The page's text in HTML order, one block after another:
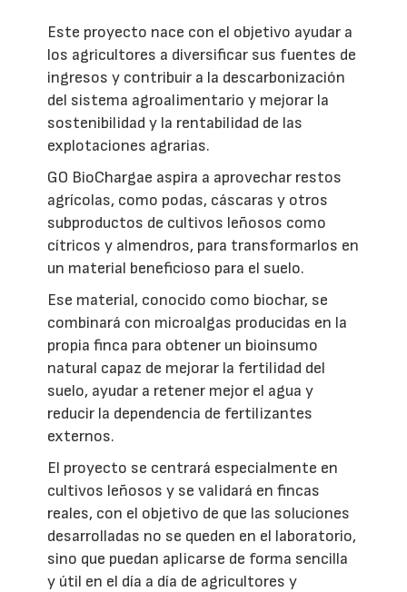
Este proyecto nace con el objetivo ayudar a
los agricultores a diversificar sus fuentes de
ingresos y contribuir a la descarbonización
del sistema agroalimentario y mejorar la
sostenibilidad y la rentabilidad de las
explotaciones agrarias.
GO BioChargae aspira a aprovechar restos
agrícolas, como podas, cáscaras y otros
subproductos de cultivos leñosos como
cítricos y almendros, para transformarlos en
un material beneficioso para el suelo.
Ese material, conocido como biochar, se
combinará con microalgas producidas en la
propia finca para obtener un bioinsumo
natural capaz de mejorar la fertilidad del
suelo, ayudar a retener mejor el agua y
reducir la dependencia de fertilizantes
externos.
El proyecto se centrará especialmente en
cultivos leñosos y se validará en fincas
reales, con el objetivo de que las soluciones
desarrolladas no se queden en el laboratorio,
sino que puedan aplicarse de forma sencilla
y útil en el día a día de agricultores y